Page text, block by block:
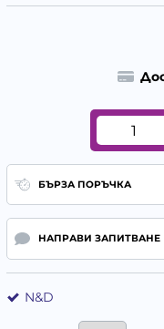
БЪРЗА ПОРЪЧКА
НАПРАВИ ЗАПИТВАНЕ
N&D